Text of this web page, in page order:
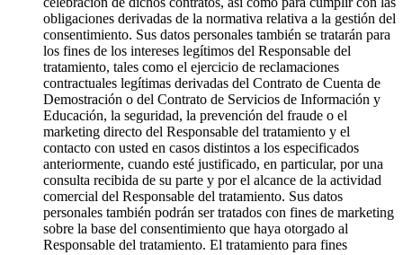
obligaciones derivadas de la normativa relativa a la gestión del
consentimiento. Sus datos personales también se tratarán para
los fines de los intereses legítimos del Responsable del
tratamiento, tales como el ejercicio de reclamaciones
contractuales legítimas derivadas del Contrato de Cuenta de
Demostración o del Contrato de Servicios de Información y
Educación, la seguridad, la prevención del fraude o el
marketing directo del Responsable del tratamiento y el
contacto con usted en casos distintos a los especificados
anteriormente, cuando esté justificado, en particular, por una
consulta recibida de su parte y por el alcance de la actividad
comercial del Responsable del tratamiento. Sus datos
personales también podrán ser tratados con fines de marketing
sobre la base del consentimiento que haya otorgado al
Responsable del tratamiento. El tratamiento para fines